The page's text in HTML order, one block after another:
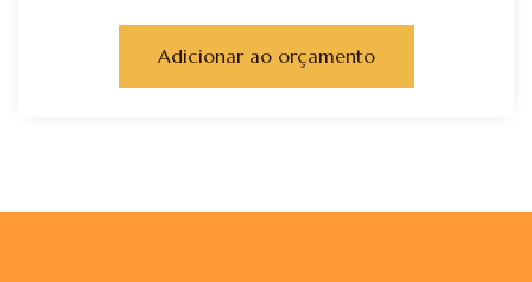
Adicionar ao orçamento